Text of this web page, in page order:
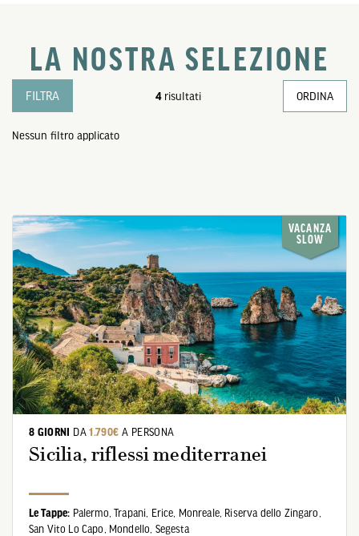
LA NOSTRA SELEZIONE
FILTRA 4 risultati
Nessun filtro applicato
ORDINA
VACANZA
SLOW
8 GIORNI DA1.790€ A PERSONA
Sicilia, riflessi mediterranei
Le Tappe: Palermo, Trapani, Erice, Monreale, Riserva dello Zingaro,
San Vito Lo Capo,
Mondello, Segesta